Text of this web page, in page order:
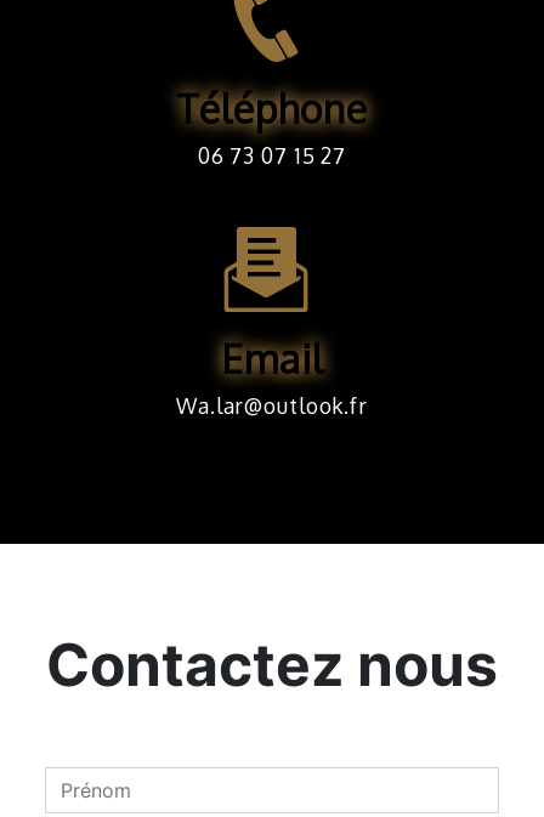
Téléphone
06 73 07 15 27
Email
wa.lar@outlook.fr
Contactez nous